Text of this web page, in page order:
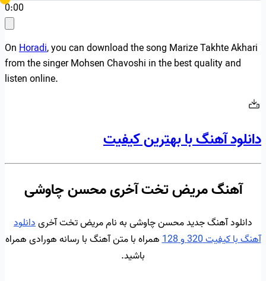
0:00
OnHoradi, you can download the song Marize Takhte Akhari
from the singer Mohsen Chavoshi in the best quality and
listen online.
دانلود آهنگ با بهترین کیفیت
آهنگ مریض تخت آخری محسن چاوشی
دانلود آهنگ جدید محسن چاوشی به نام مریض تخت آخریدانلود
آهنگ با کیفیت 320 و 128
همراه با متن آهنگ با رسانه هورادی همراه
باشید.